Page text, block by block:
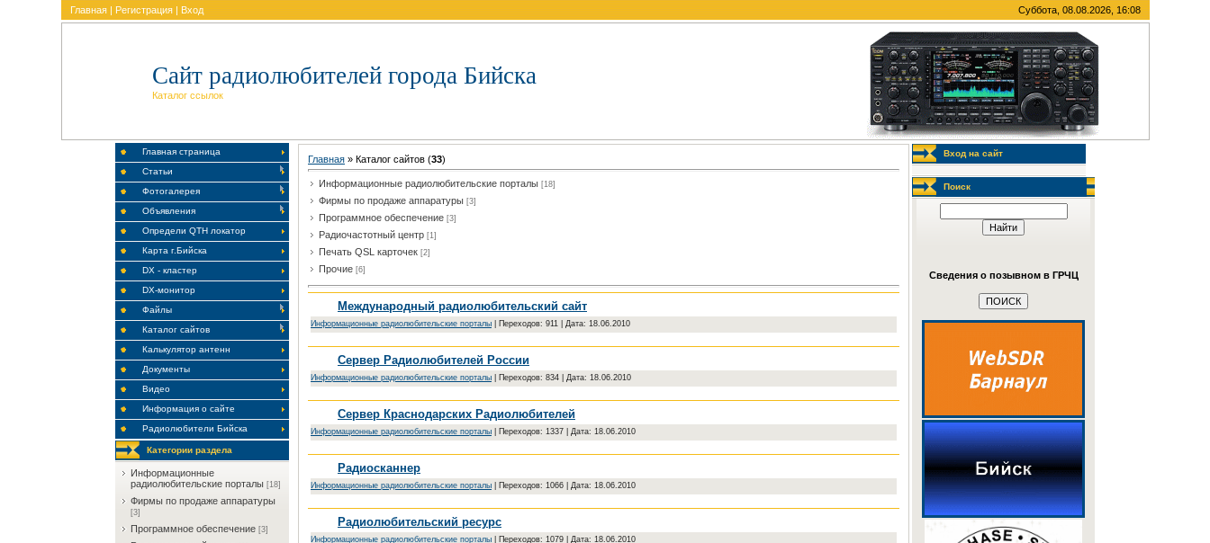
Главная| Регистрация| Вход Суббота, 08.08.2026, 16:08
Сайт радиолюбителей города Бийска
Каталог ссылок
Главная страница
Статьи
Фотогалерея
Объявления
Определи QTH локатор
Карта г.Бийска
DX - кластер
DX-монитор
Файлы
Каталог сайтов
Калькулятор антенн
Документы
Видео
Информация о сайте
Радиолюбители Бийска
Категории раздела
Информационные
радиолюбительские порталы [18]
Фирмы по продаже аппаратуры
[3]
Программное обеспечение [3]
Главная » Каталог сайтов (33)
Информационные радиолюбительские порталы [18]
Фирмы по продаже аппаратуры [3]
Программное обеспечение [3]
Радиочастотный центр [1]
Печать QSL карточек [2]
Прочие [6]
Международный радиолюбительский сайт
Информационные радиолюбительские порталы Переходов: 911 Дата: 18.06.2010
Сервер Радиолюбителей России
Информационные радиолюбительские порталы Переходов: 834 Дата: 18.06.2010
Сервер Краснодарских Радиолюбителей
Информационные радиолюбительские порталы Переходов: 1337 Дата: 18.06.2010
Радиосканнер
Информационные радиолюбительские порталы Переходов: 1066 Дата: 18.06.2010
Радиолюбительский ресурс
Информационные радиолюбительские порталы Переходов: 1079 Дата: 18.06.2010
Вход на сайт
Поиск
Сведения о позывном в ГРЧЦ